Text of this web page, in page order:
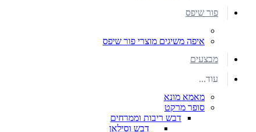
פור שיפס
איפה משיגים מוצרי פור שיפס
מבצעים
עוד...
מאמא מונא
סופר מרקט
דבש ריבות וממרחים
דבש וסילאן